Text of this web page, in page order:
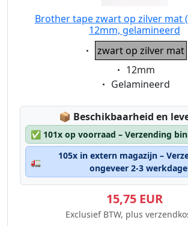
Brother tape zwart op zilver mat
12mm, gelamineerd
Eigenschaft:
zwart op zilver mat
Eigenschaft:
12mm
Eigenschaft:
Gelamineerd
📦 Lagerstatus:
Beschikbaarheid en
✅ 101x op voorraad – Verzending
🚛
105x in extern magazijn –
ongeveer 2-3
15,75 EUR
Exclusief BTW, plus